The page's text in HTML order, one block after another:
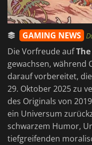
GAMING NEWS
Die Vorfreude auf
gewachsen, während
darauf vorbereitet,
29. Oktober 2025 zu
des Originals von
ein Universum
schwarzem Humor,
tiefgreifenden